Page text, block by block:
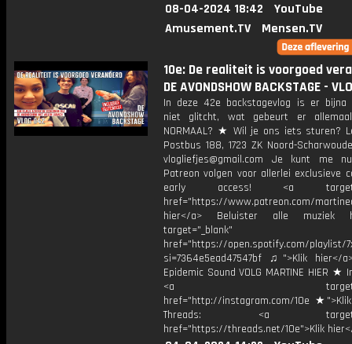
08-04-2024 18:42
YouTube
Amusement.TV
Mensen.TV
10e: De realiteit is voorgoed
DE AVONDSHOW BACKSTAGE -
In deze 42e backstagevlog is er
niet glitcht, wat gebeurt er
NORMAAL? ★ Wil je ons iets sturen?
Postbus 188, 1723 ZK Noord-
vlogliefjes@gmail.com Je kunt me
Patreon volgen voor allerlei exclusieve
early access! <a
href="https://www.patreon.com/
hier</a> Beluister alle muziek
target="_blank"
href="https://open.spotify.com/playlist/
si=7364e5ead47547bf ♫">Klik hier</
Epidemic Sound VOLG MARTINE HIER ★
<a
href="http://instagram.com/10e
Threads: <a
href="https://threads.net/10e">Klik